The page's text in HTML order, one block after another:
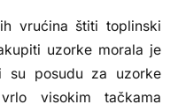
vrućina štiti toplinski
uzorke morala je
su posudu za uzorke
visokim tačkama